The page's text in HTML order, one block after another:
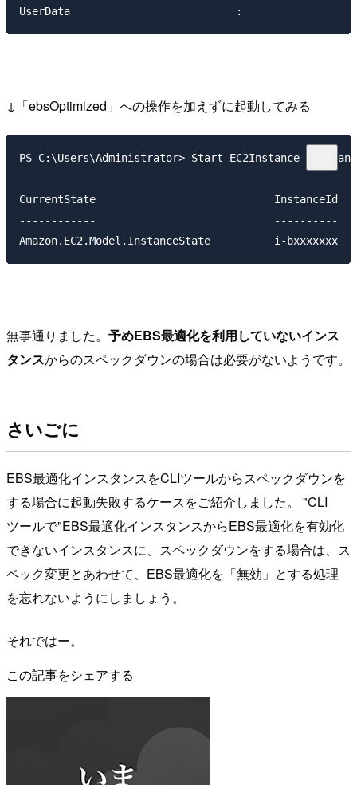
↓「ebsOptimized」への操作を加えずに起動してみる
PS C:\Users\Administrator> Start-EC2Instance -
CurrentState                            InstanceId
------------                            ----------
無事通りました。 予めEBS最適化を利用していないインス
タンスからのスペックダウンの場合は必要がないようです。
さいごに
EBS最適化インスタンスをCLIツールからスペックダウンを
する場合に起動失敗するケースをご紹介しました。 "CLI
ツールで"EBS最適化インスタンスからEBS最適化を有効化
できないインスタンスに、スペックダウンをする場合は、ス
ペック変更とあわせて、EBS最適化を「無効」とする処理
を忘れないようにしましょう。
それではー。
この記事をシェアする